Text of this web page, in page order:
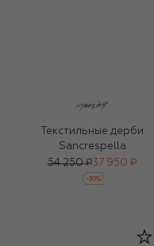
Текстильные дерби
Sancrespella
54 250 ₽37 950 ₽
-30%